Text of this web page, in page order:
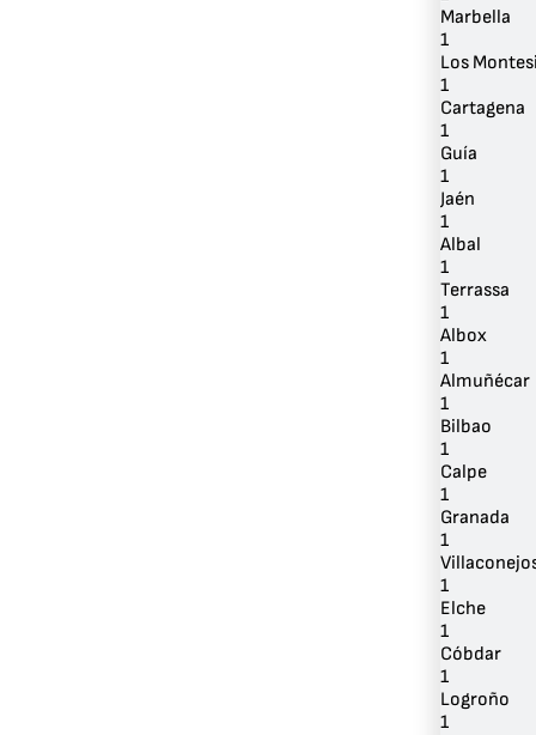
Marbella
1
Los
1
Cartagena
1
Guía
1
Jaén
1
Albal
1
Terrassa
1
Albox
1
Almuñécar
1
Bilbao
1
Calpe
1
Granada
1
1
Elche
1
Cóbdar
1
Logroño
1